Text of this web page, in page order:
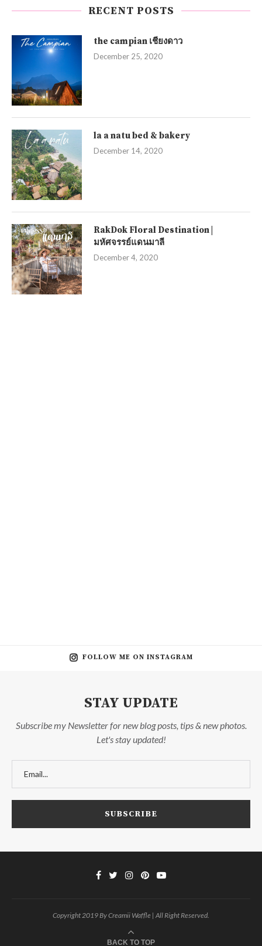
RECENT POSTS
the campian เชียงดาว
December 25, 2020
la a natu bed & bakery
December 14, 2020
RakDok Floral Destination |
มหัศจรรย์แดนมาลี
December 4, 2020
FOLLOW ME ON INSTAGRAM
STAY UPDATE
Subscribe my Newsletter for new blog posts, tips & new photos.
Let's stay updated!
Copyright 2019 By Creamii Waffle | All Right Reserved.
BACK TO TOP